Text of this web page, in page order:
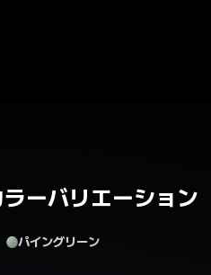
ーバリエーション
パイングリーン